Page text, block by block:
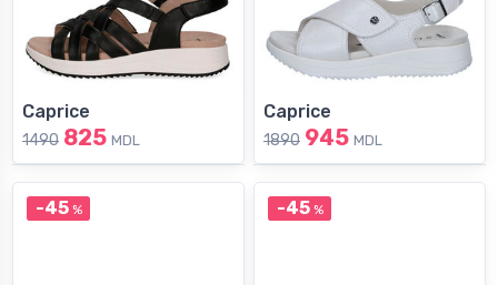
Caprice
1490 825 MDL
Caprice
1890 945 MDL
-45% -45%